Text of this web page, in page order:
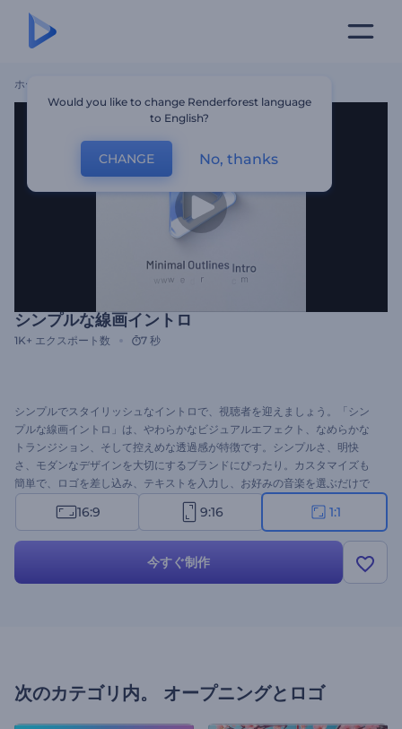
ホーム
シンプルな線画イントロ
1K+ エクスポート数 7 秒
シンプルでスタイリッシュなイントロで、視聴者を迎えましょう。「シン
プルな線画イントロ」は、やわらかなビジュアルエフェクト、なめらかな
トランジション、そして控えめな透過感が特徴です。シンプルさ、明快
さ、モダンなデザインを大切にするブランドにぴったり。カスタマイズも
簡単で、ロゴを差し込み、テキストを入力し、お好みの音楽を選ぶだけで
す。IT企業、デジタルクリエイター、スタートアップ、クリエイティブス
タジオなど、多彩なシーンで活躍します。 ぜひ今すぐお試しください！
16:9 9:16 1:1
今すぐ制作
次のカテゴリ内。 オープニングとロゴ
Would you like to change Renderforest language
to English?
CHANGE No, thanks